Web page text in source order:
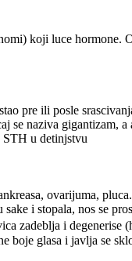
koji luce
pre ili posle
naziva
u detinjstvu
ovarijuma,
i stopala, nos se
zadeblja i
boje glasa i javlja se